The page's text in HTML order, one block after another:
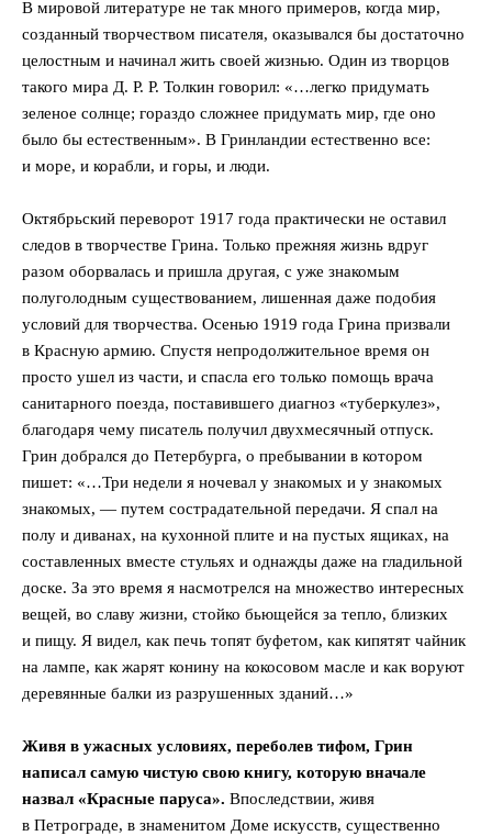
В мировой литературе не так много примеров, когда мир,
созданный творчеством писателя, оказывался бы достаточно
целостным и начинал жить своей жизнью. Один из творцов
такого мира Д. Р. Р. Толкин говорил: «…легко придумать
зеленое солнце; гораздо сложнее придумать мир, где оно
было бы естественным». В Гринландии естественно все:
и море, и корабли, и горы, и люди.
Октябрьский переворот 1917 года практически не оставил
следов в творчестве Грина. Только прежняя жизнь вдруг
разом оборвалась и пришла другая, с уже знакомым
полуголодным существованием, лишенная даже подобия
условий для творчества. Осенью 1919 года Грина призвали
в Красную армию. Спустя непродолжительное время он
просто ушел из части, и спасла его только помощь врача
санитарного поезда, поставившего диагноз «туберкулез»,
благодаря чему писатель получил двухмесячный отпуск.
Грин добрался до Петербурга, о пребывании в котором
пишет: «…Три недели я ночевал у знакомых и у знакомых
знакомых, — путем сострадательной передачи. Я спал на
полу и диванах, на кухонной плите и на пустых ящиках, на
составленных вместе стульях и однажды даже на гладильной
доске. За это время я насмотрелся на множество интересных
вещей, во славу жизни, стойко бьющейся за тепло, близких
и пищу. Я видел, как печь топят буфетом, как кипятят чайник
на лампе, как жарят конину на кокосовом масле и как воруют
деревянные балки из разрушенных зданий…»
Живя в ужасных условиях, переболев тифом, Грин
написал самую чистую свою книгу, которую вначале
назвал «Красные паруса». Впоследствии, живя
в Петрограде, в знаменитом Доме искусств, существенно